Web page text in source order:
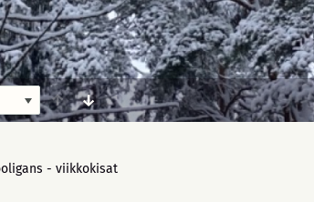
↑ ↓
- viikkokisat